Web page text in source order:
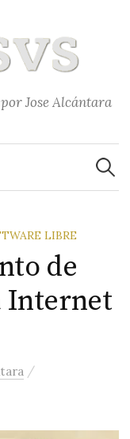
Jose Alcántara
LIBRE
de
Internet
/